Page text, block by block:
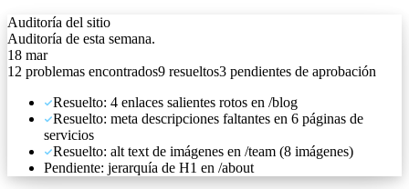
Auditoría del sitio
Auditoría de esta semana.
18 mar
12 problemas encontrados9 resueltos3 pendientes de aprobación
Resuelto: 4 enlaces salientes rotos en /blog
Resuelto: meta descripciones faltantes en 6 páginas de
servicios
Resuelto: alt text de imágenes en /team (8 imágenes)
Pendiente: jerarquía de H1 en /about